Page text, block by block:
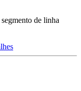
de linha